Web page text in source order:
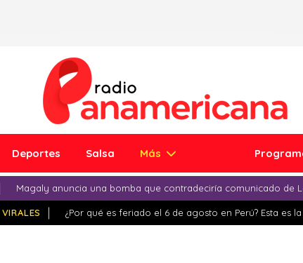
Deportes Salsa Más
Magaly anuncia una bomba que contradeciría comunicado de
VIRALES ¿Por qué es feriado el 6 de agosto en Perú? Esta es